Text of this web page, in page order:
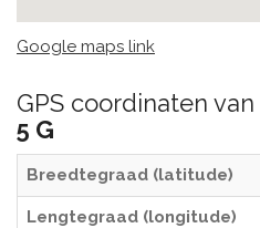
Google maps link
GPS coordinaten van
5 G
Breedtegraad (latitude)
Lengtegraad (longitude)